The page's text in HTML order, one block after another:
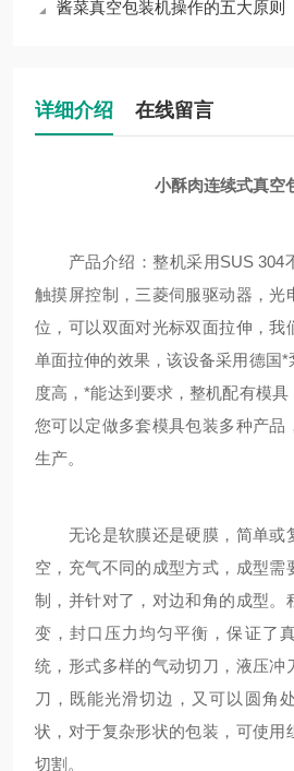
酱菜真空包装机操作的五大原则
详细介绍 在线留言
小酥肉连续式真空
产品介绍：整机采用SUS 304
触摸屏控制，三菱伺服驱动器，光
位，可以双面对光标双面拉伸，我
单面拉伸的效果，该设备采用德国
度高，*能达到要求，整机配有模具
您可以定做多套模具包装多种产品
生产。
无论是软膜还是硬膜，简单或
空，充气不同的成型方式，成型需
制，并针对了，对边和角的成型。
变，封口压力均匀平衡，保证了
统，形式多样的气动切刀，液压冲
刀，既能光滑切边，又可以圆角
状，对于复杂形状的包装，可使用
切割。